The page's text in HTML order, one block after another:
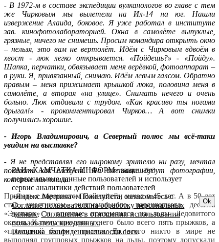
- В 1972-м в составе экспедиции вулканологов во главе с тем
же Чирковым мы вылетели на Ил-14 на юг. Нашли
извержение Алаида, боковое. Я уже работал в институте
зав. кинофотолабораторией. Окна в самолёте выпуклые,
грязные, ничего не снимешь. Просим командира открыть окно
– нельзя, это вам не вертолёт. Идём с Чирковым вдвоём в
хвост - люк легко открывается. «Пойдешь?» - «Пойду».
Шапка, перчатки, обвязывает меня верёвкой, фотоаппарат –
в руки. Я, привязанный, снимаю. Идём левым галсом. Обратно
правым – меня прижимает крышкой люка, половина меня в
самолёте, а вторая «на улице». Снимать нечего и очень
больно. Люк отдавили с трудом. «Как красиво ты ногами
дрыгал!» - прокомментировал Чирков… А вот снимки
получились хорошие.
- Игорь Владимирович, а Северный полюс мы всё-таки
увидим на выставке?
- Я не представлял его широкому зрителю ни разу, мечтал
показать как следует. На выставке будут фотографии,
которые мы нашли.
Прыгать с парашютом Вайнштейн начал в 45 лет. А в 50 лет
стал участником экстремального парашютного десанта
«Экспарк» и впервые приземлился на льды Ледовитого
океана. К тому времени у него было всего пять прыжков, а
«проходной балл» - тысяча. До этого никто в мире не
выполнял групповых прыжков на льды, поэтому допускали
РАИ «КАМЧАТКА-ИНФОРМ» защищает
персональные данные пользователей и использует
сервис аналитики действий пользователей
«Яндекс.Метрика». Пожалуйста, ознакомьтесь с
Согласие пользователя на обработку персональных
данных,Соглашение в отношении использования
пользовательских данных,
Политика_конфиденциальности.docx.
Ok